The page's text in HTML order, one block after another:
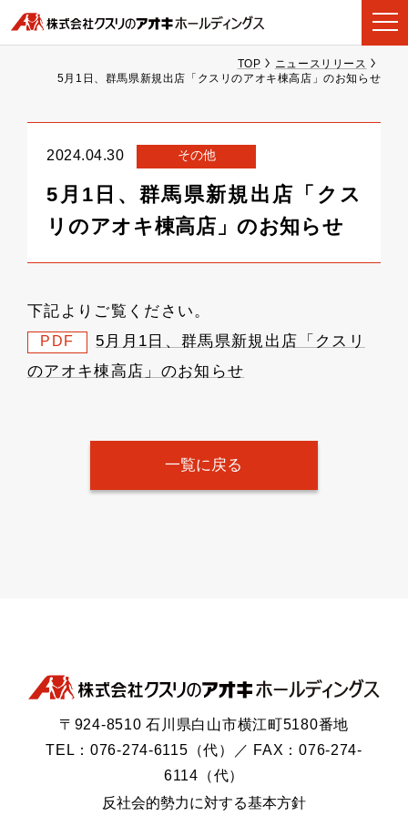
TOP
ニュースリリース
5月1日、群馬県新規出店「クスリのアオキ棟高店」のお知らせ
2024.04.30 その他
5月1日、群馬県新規出店「クス
リのアオキ棟高店」のお知らせ
下記よりご覧ください。
PDF
5月月1日、群馬県新規出店「クスリ
のアオキ棟高店」のお知らせ
一覧に戻る
〒924-8510 石川県白山市横江町5180番地
TEL：076-274-6115（代）／ FAX：076-274-
6114（代）
反社会的勢力に対する基本方針